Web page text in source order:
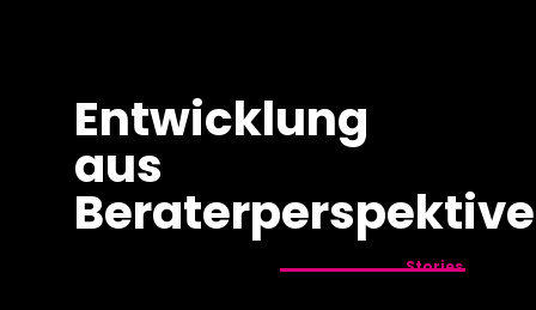
Entwicklung
aus
Beraterperspektive
Stories